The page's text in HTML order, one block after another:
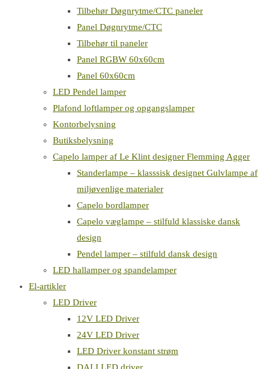
Tilbehør Døgnrytme/CTC paneler
Panel Døgnrytme/CTC
Tilbehør til paneler
Panel RGBW 60x60cm
Panel 60x60cm
LED Pendel lamper
Plafond loftlamper og opgangslamper
Kontorbelysning
Butiksbelysning
Capelo lamper af Le Klint designer Flemming Agger
Standerlampe – klasssisk designet Gulvlampe af
miljøvenlige materialer
Capelo bordlamper
Capelo væglampe – stilfuld klassiske dansk
design
Pendel lamper – stilfuld dansk design
LED hallamper og spandelamper
El-artikler
LED Driver
12V LED Driver
24V LED Driver
LED Driver konstant strøm